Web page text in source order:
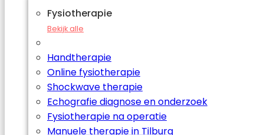
Fysiotherapie
Bekijk alle
Handtherapie
Online fysiotherapie
Shockwave therapie
Echografie diagnose en onderzoek
Fysiotherapie na operatie
Manuele therapie in Tilburg